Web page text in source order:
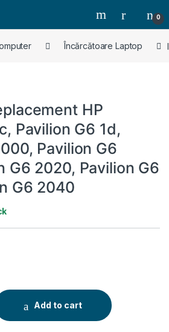
0
Încărcătoare Laptop
HP
Pavilion G6 1d,
Pavilion G6
G6 2020, Pavilion G6
G6 2040
HP Pavilion G6 1c, Pavilion G6 1d,
Add to cart